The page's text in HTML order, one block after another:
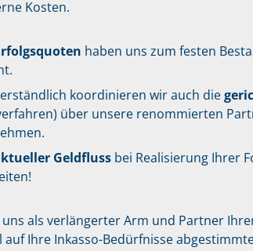
Kosten.
haben uns zum festen
koordinieren wir auch die
über unsere renommierten
Geldfluss bei Realisierung Ihrer
uns als verlängerter Arm und Partner
auf Ihre Inkasso-Bedürfnisse